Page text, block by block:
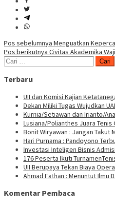
Navigasi
pos
Pos sebelumnya Menguatkan
Pos berikutnya Civitas Akademika
Cari
untuk:
Terbaru
UII dan Komisi Kajian
Dekan Miliki Tugas Wujudkan
Kurnia/Setiawan dan Irianto/
Lusiana/Polianthes Juara Tenis
Bonit Wiryawan : Jangan Takut
Hari Purnama : Pandoyono
Investasi Inteligen Bisnis
176 Peserta Ikuti
UII Berupaya Tekan Biaya
Ahmad Fathan : Menuntut Ilmu
Komentar Pembaca